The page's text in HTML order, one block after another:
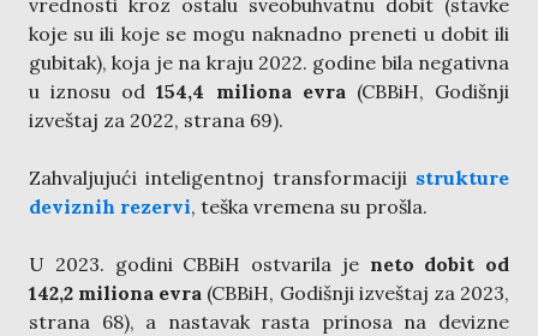
koje su ili koje se mogu naknadno preneti u dobit ili
gubitak), koja je na kraju 2022. godine bila negativna
u iznosu od154,4 miliona evra (CBBiH, Godišnji
izveštaj za 2022, strana 69).
Zahvaljujući inteligentnoj transformaciji strukture
deviznih rezervi, teška vremena su prošla.
U 2023. godini CBBiH ostvarila je neto dobit od
142,2 miliona evra (CBBiH, Godišnji izveštaj za 2023,
strana 68), a nastavak rasta prinosa na devizne